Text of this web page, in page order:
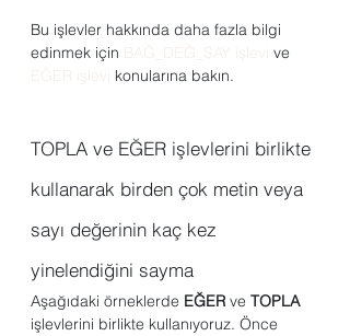
Bu işlevler hakkında daha fazla bilgi
edinmek için
ve
konularına bakın.
TOPLA ve EĞER işlevlerini birlikte
kullanarak birden çok metin veya
sayı değerinin kaç kez
yinelendiğini sayma
Aşağıdaki örneklerde EĞER ve TOPLA
işlevlerini birlikte kullanıyoruz. Önce